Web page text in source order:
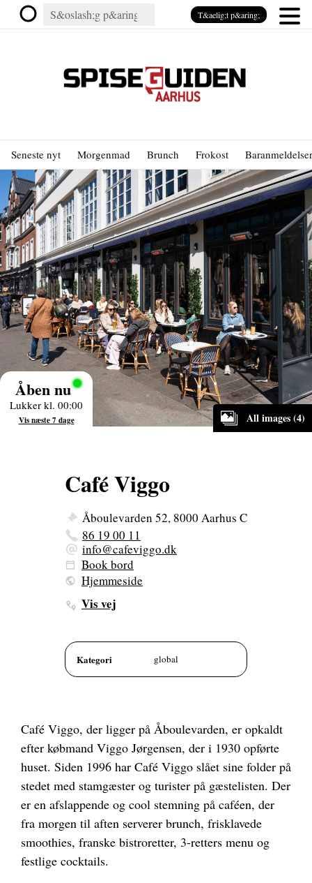
Seneste nyt Morgenmad Brunch Frokost Baranmeldelser
All images (4)
Åben nu
Lukker kl. 00:00
Vis næste 7 dage
Café Viggo
Åboulevarden 52, 8000 Aarhus C
86 19 00 11
info@cafeviggo.dk
Book bord
Hjemmeside
Vis vej
Kategori global
Café Viggo, der ligger på Åboulevarden, er opkaldt
efter købmand Viggo Jørgensen, der i 1930 opførte
huset. Siden 1996 har Café Viggo slået sine folder på
stedet med stamgæster og turister på gæstelisten. Der
er en afslappende og cool stemning på caféen, der
fra morgen til aften serverer brunch, frisklavede
smoothies, franske bistroretter, 3-retters menu og
festlige cocktails.
T&aelig;t p&aring;